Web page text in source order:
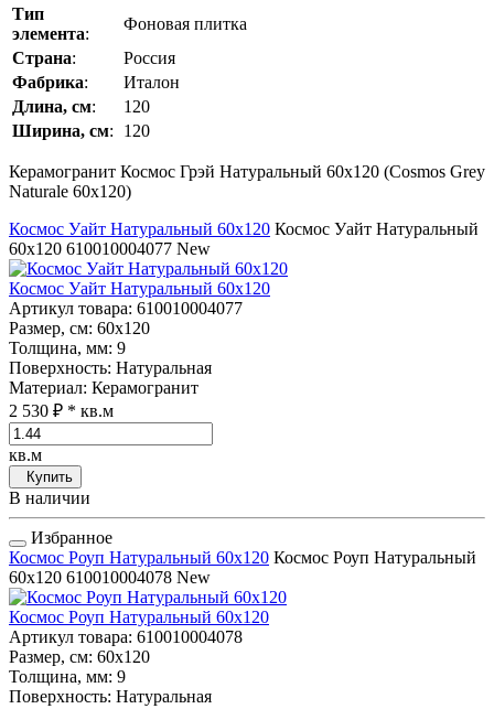
Тип
элемента:
Фоновая плитка
Страна:
Россия
Фабрика:
Италон
Длина, см:
120
Ширина, см: 120
Керамогранит Космос Грэй Натуральный 60x120 (Cosmos Grey
Naturale 60x120)
Космос Уайт Натуральный 60x120 Космос Уайт Натуральный
60x120 610010004077 New
Космос Уайт Натуральный 60x120
Артикул товара: 610010004077
Размер, см: 60x120
Толщина, мм: 9
Поверхность: Натуральная
Материал: Керамогранит
2 530 ₽ * кв.м
кв.м
Купить
В наличии
Избранное
Космос Роуп Натуральный 60x120 Космос Роуп Натуральный
60x120 610010004078 New
Космос Роуп Натуральный 60x120
Артикул товара: 610010004078
Размер, см: 60x120
Толщина, мм: 9
Поверхность: Натуральная